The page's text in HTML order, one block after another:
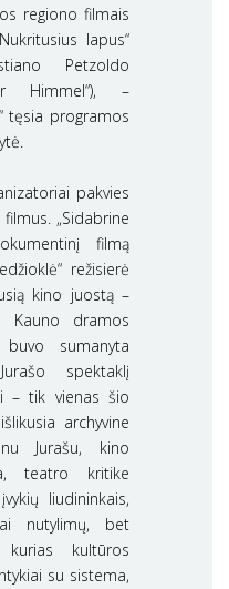
regiono filmais
lapus“
Petzoldo
Himmel“), –
tęsia programos
pakvies
„Sidabrine
filmą
režisierė
kino juostą –
Kauno dramos
sumanyta
spektaklį
– tik vienas šio
archyvine
Jurašu, kino
teatro kritike
liudininkais,
nutylimų, bet
kurias kultūros
su sistema,